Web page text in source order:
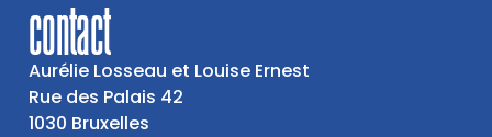
contact
Aurélie Losseau et Louise Ernest
Rue des Palais 42
1030 Bruxelles